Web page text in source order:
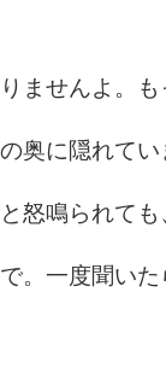
ませんよ。も
奥に隠れてい
怒鳴られて
。一度聞い